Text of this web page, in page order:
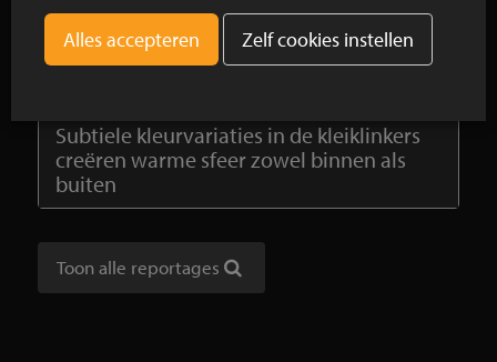
Een wandeling op iconisch mahoniebruin
tussen de Vier Musketiers van het Franse
Subtiele kleurvariaties in de kleiklinkers
creëren warme sfeer zowel binnen als
buiten
Toon alle reportages
Zelf cookies instellen